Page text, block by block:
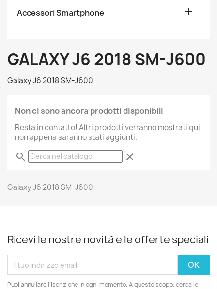
Accessori Smartphone 
GALAXY J6 2018 SM-J600
Galaxy J6 2018 SM-J600
Non ci sono ancora prodotti disponibili
Resta in contatto! Altri prodotti verranno mostrati qui
non appena saranno stati aggiunti.
search clear
Galaxy J6 2018 SM-J600
Ricevi le nostre novità e le offerte speciali
Puoi annullare l'iscrizione in ogni momento. A questo scopo, cerca le